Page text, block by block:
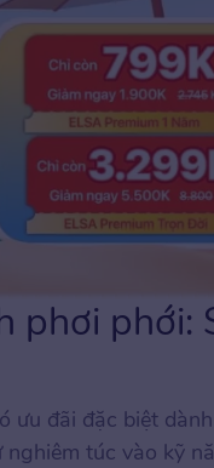
phơi phới:
ưu đãi đặc biệt
túc vào kỹ